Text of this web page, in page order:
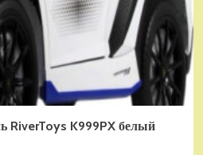
RiverToys K999PX белый